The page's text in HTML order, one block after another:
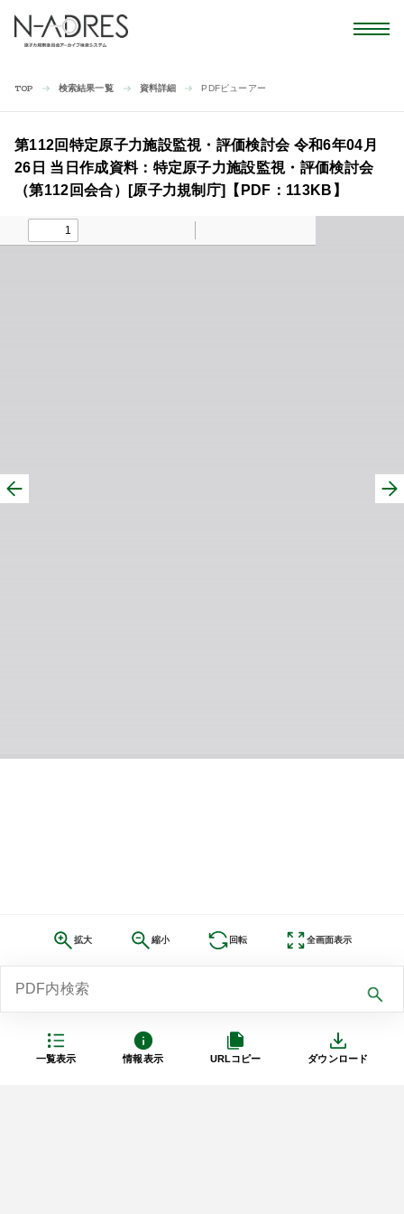
TOP 検索結果一覧 資料詳細 PDFビューアー
一覧表示 情報表示 URLコピー ダウンロード
第112回特定原子力施設監視・評価検討会 令和6年04月
26日 当日作成資料：特定原子力施設監視・評価検討会
（第112回会合）[原子力規制庁]【PDF：113KB】
拡大 縮小 回転 全画面表示